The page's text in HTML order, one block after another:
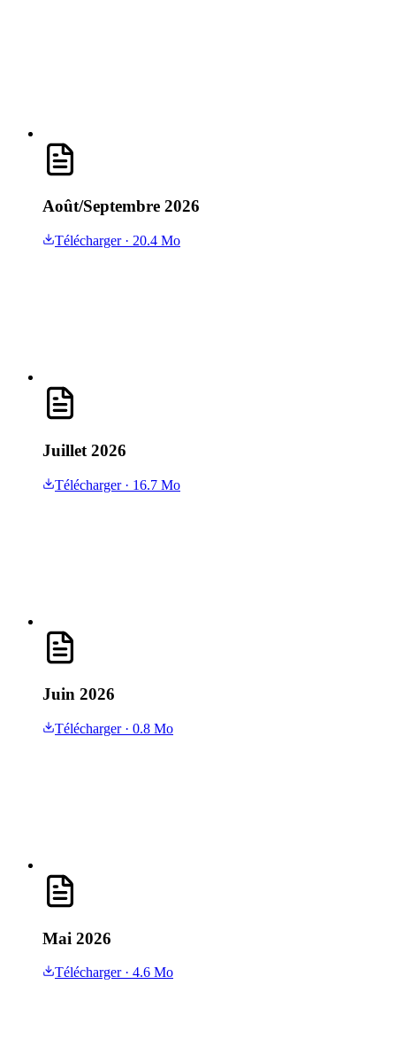
Août/Septembre 2026
Télécharger· 20.4 Mo
Juillet 2026
Télécharger· 16.7 Mo
Juin 2026
Télécharger· 0.8 Mo
Mai 2026
Télécharger· 4.6 Mo